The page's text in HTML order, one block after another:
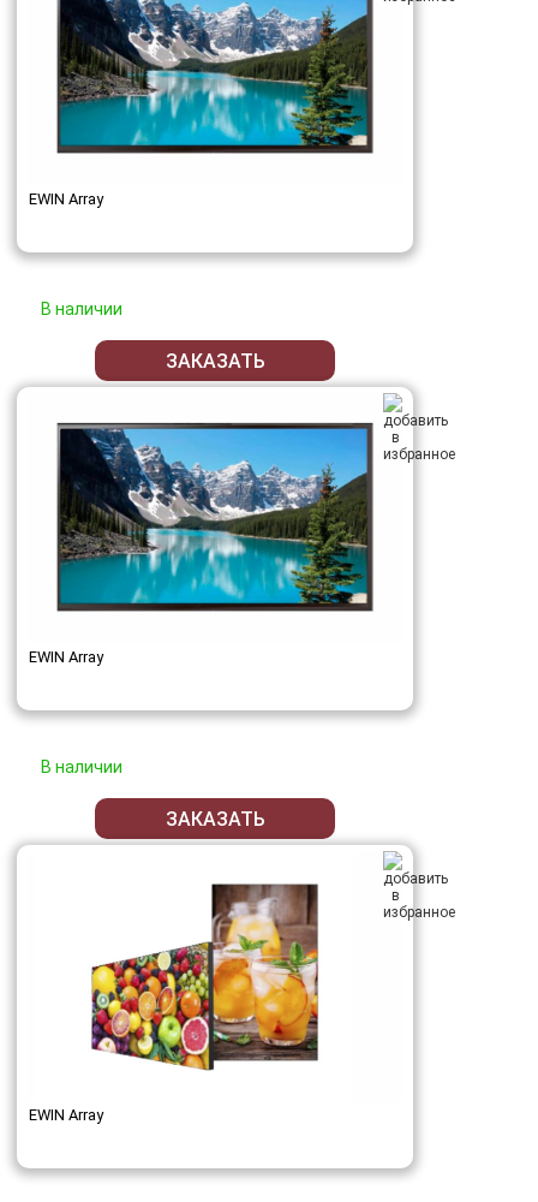
EWIN Array
В наличии
ЗАКАЗАТЬ
EWIN Array
В наличии
ЗАКАЗАТЬ
EWIN Array